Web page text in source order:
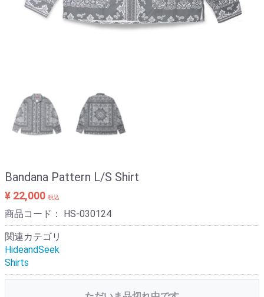
Bandana Pattern L/S Shirt
¥ 22,000 税込
商品コード： HS-030124
関連カテゴリ
HideandSeek
Shirts